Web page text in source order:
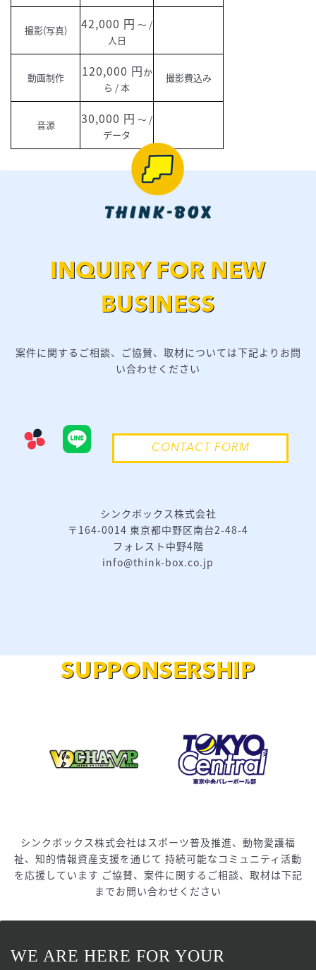
撮影(写真) 42,000
～ /
人日
動画制作 120,000
か
ら / 本
撮影費込み
音源 30,000
～ /
データ
INQUIRY FOR NEW
BUSINESS
案件に関するご相談、ご協賛、取材については下記よりお問
い合わせください
CONTACT FORM
シンクボックス株式会社
〒164-0014 東京都中野区南台2-48-4
フォレスト中野4階
info@think-box.co.jp
SUPPONSERSHIP
シンクボックス株式会社はスポーツ普及推進、動物愛護福
祉、知的情報資産支援を通じて 持続可能なコミュニティ活動
を応援しています ご協賛、案件に関するご相談、取材は下記
までお問い合わせください
WE ARE HERE FOR YOUR